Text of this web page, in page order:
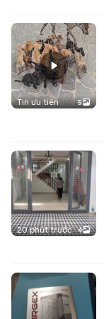
Tin ưu tiên 5
20 phút trước 4